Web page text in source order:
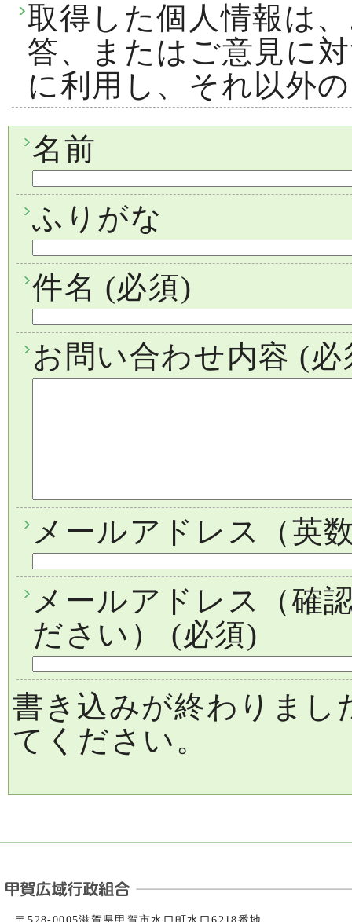
取得した個人情報は
答、またはご意見に
に利用し、それ以外
名前
ふりがな
件名 (必須)
お問い合わせ内容 (必
メールアドレス（英
メールアドレス（確
ださい）
(必須)
書き込みが終わりまし
てください。